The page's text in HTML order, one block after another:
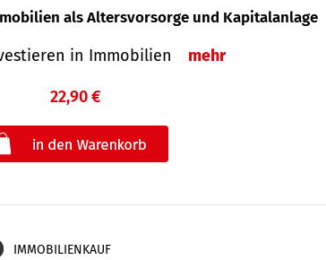
als Altersvorsorge und Kapitalanlage
in Immobilien mehr
22,90 €
IMMOBILIENKAUF